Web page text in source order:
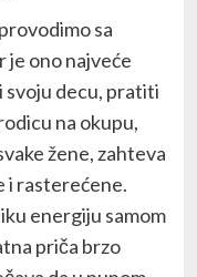
sa
je ono najveće
svoju decu, pratiti
na okupu,
žene, zahteva
i rasterećene.
energiju samom
priča brzo